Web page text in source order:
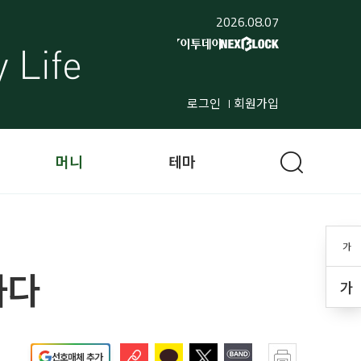
2026.08.07
로그인 회원가입
가
가
머니 테마
선호매체 추가